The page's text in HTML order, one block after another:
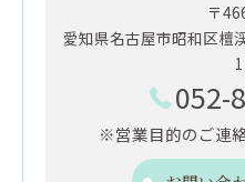
〒
愛知県名古屋市昭和区檀
052-
※営業目的のご連